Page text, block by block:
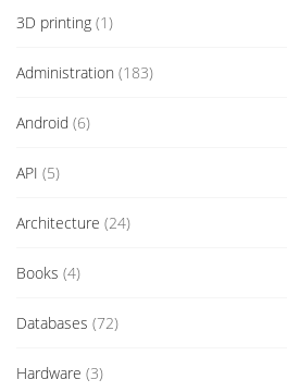
3D printing (1)
Administration (183)
Android (6)
API (5)
Architecture (24)
Books (4)
Databases (72)
Hardware (3)